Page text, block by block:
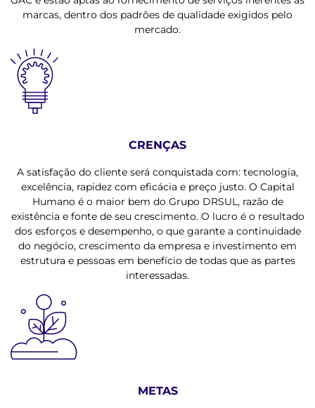
marcas, dentro dos padrões de qualidade exigidos pelo
mercado.
CRENÇAS
A satisfação do cliente será conquistada com: tecnologia,
excelência, rapidez com eficácia e preço justo. O Capital
Humano é o maior bem do Grupo DRSUL, razão de
existência e fonte de seu crescimento. O lucro é o resultado
dos esforços e desempenho, o que garante a continuidade
do negócio, crescimento da empresa e investimento em
estrutura e pessoas em benefício de todas que as partes
interessadas.
METAS